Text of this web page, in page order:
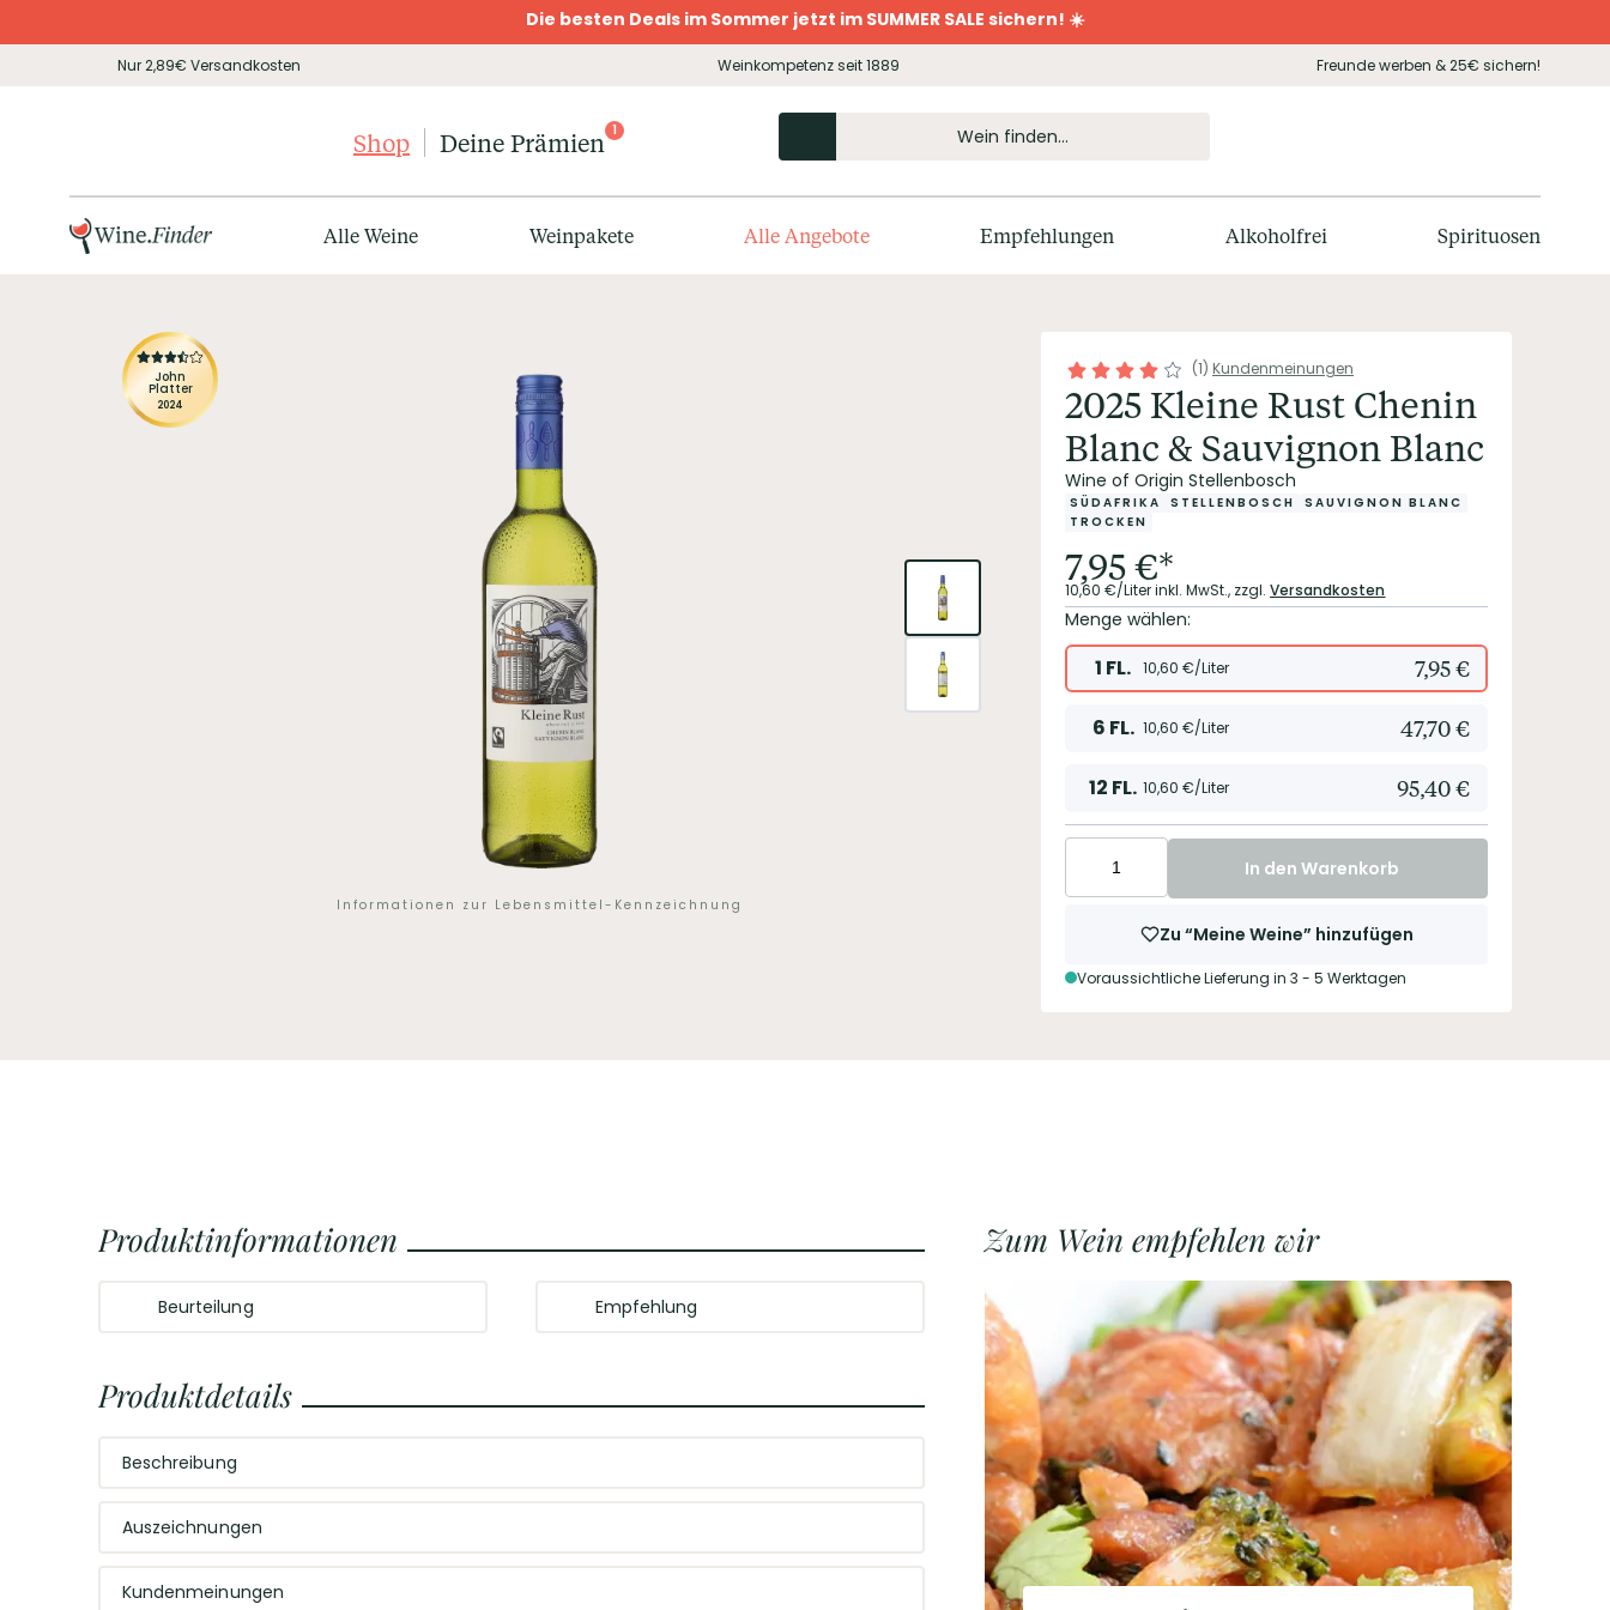
Die besten Deals im Sommer jetzt im SUMMER SALE sichern! ☀️
Nur 2,89€ Versandkosten Weinkompetenz seit 1889 Freunde werben & 25€ sichern!
Shop Deine Prämien 1
Alle Weine Weinpakete Alle Angebote Empfehlungen Alkoholfrei Spirituosen
John
Platter
2024
Informationen zur Lebensmittel-Kennzeichnung
(1) Kundenmeinungen
2025 Kleine Rust Chenin
Blanc & Sauvignon Blanc
Wine of Origin Stellenbosch
SÜDAFRIKA STELLENBOSCH
SAUVIGNON BLANC
TROCKEN
7,95€*
10,60 €/Literinkl. MwSt., zzgl. Versandkosten
Menge wählen:
1 FL. 10,60 €/Liter 7,95€
6 FL. 10,60 €/Liter 47,70€
12 FL. 10,60 €/Liter 95,40€
In den Warenkorb
Zu “Meine Weine” hinzufügen
Voraussichtliche Lieferung in 3 - 5 Werktagen
Produktinformationen
Beurteilung
mit vielen tropischen Aromen. Am Gaumen
saftig, viel Spiel. Easy drinking, dennoch gute
Empfehlung
Parmesanespuma
Produktdetails
Beschreibung
Der »Kleine Rust« aus
mit einer fabelhaften Frische und vielen tropischen Aromen, bringt viel Trinkfreude und eine gute
Auszeichnungen
3,5Sterne
Kundenmeinungen
Zum Wein empfehlen wir